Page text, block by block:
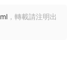
，轉載請注明出